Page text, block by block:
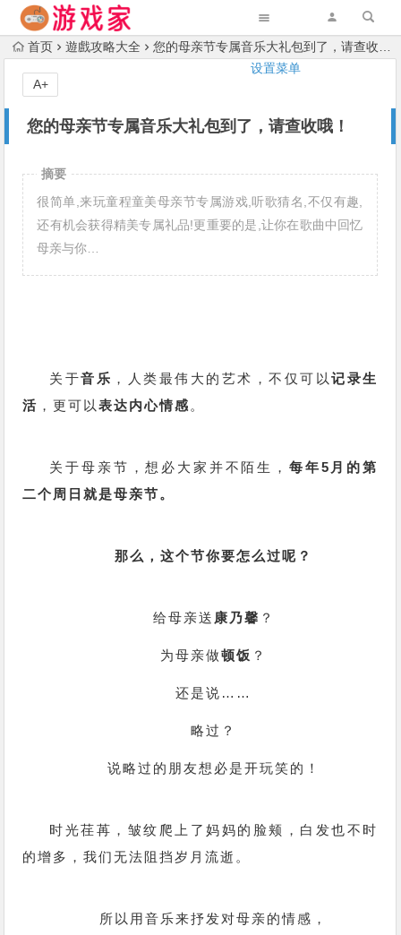
设置菜单
首页 遊戲攻略大全 您的母亲节专属音乐大礼包到了，请查收哦！
您的母亲节专属音乐大礼包到了，请查收哦！
A+
摘要
很简单,来玩童程童美母亲节专属游戏,听歌猜名,不仅有趣,
还有机会获得精美专属礼品!更重要的是,让你在歌曲中回忆
母亲与你…
关于音乐 ，人类最伟大的艺术，不仅可以记录生
活 ，更可以表达内心情感 。
关于母亲节，想必大家并不陌生， 每年5月的第
二个周日就是母亲节。
那么，这个节你要怎么过呢？
给母亲送 康乃馨 ？
为母亲做顿饭 ？
还是说……
略过？
说略过的朋友想必是开玩笑的！
时光荏苒，皱纹爬上了妈妈的脸颊，白发也不时
的增多，我们无法阻挡岁月流逝。
所以用音乐来抒发对母亲的情感，